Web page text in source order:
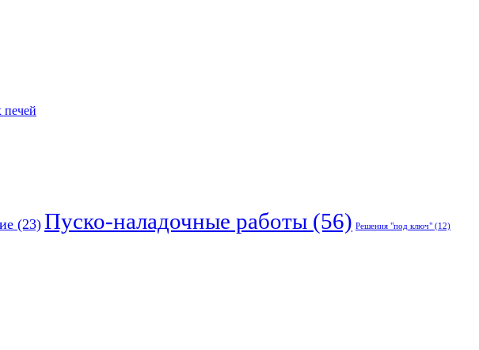
печей
(23) Пуско-наладочные работы (56) Решения "под ключ" (12)